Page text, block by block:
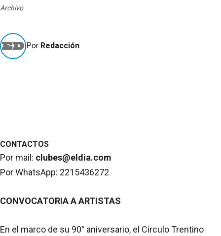
Archivo
Por Redacción
CONTACTOS
Por mail: clubes@eldia.com
Por WhatsApp: 2215436272
CONVOCATORIA A ARTISTAS
En el marco de su 90° aniversario, el Círculo Trentino